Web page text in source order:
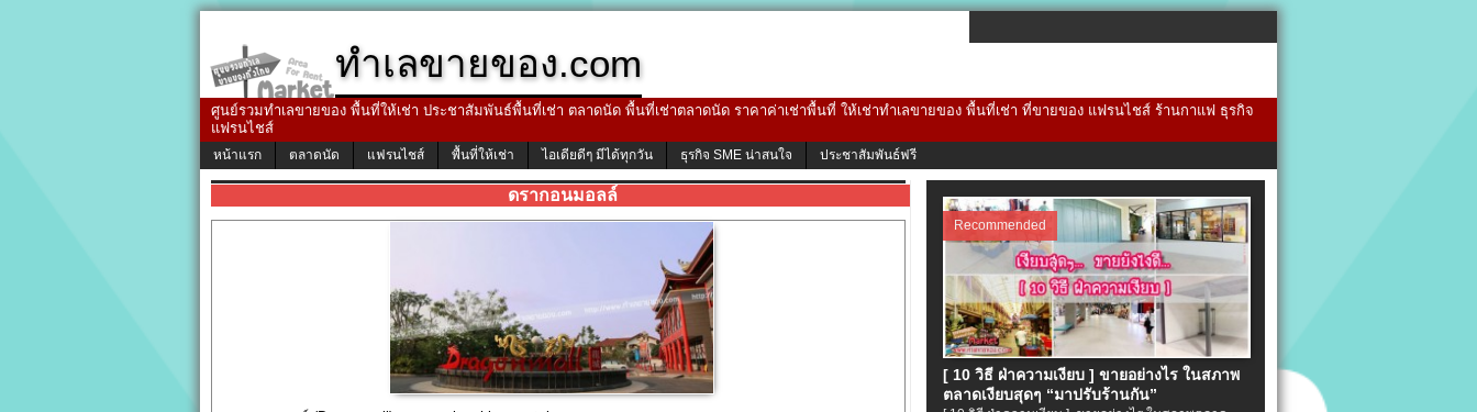
ทำเลขายของ.com
ศูนย์รวมทำเลขายของ พื้นที่ให้เช่า ประชาสัมพันธ์พื้นที่เช่า ตลาดนัด พื้นที่เช่าตลาดนัด ราคาค่าเช่าพื้นที่ ให้เช่าทำเลขายของ พื้นที่เช่า ที่ขายของ แฟรนไชส์ ร้านกาแฟ ธุรกิจ
แฟรนไชส์
หน้าแรก ตลาดนัด แฟรนไชส์ พื้นที่ให้เช่า ไอเดียดีๆ มีได้ทุกวัน ธุรกิจ SME น่าสนใจ ประชาสัมพันธ์ฟรี
ดรากอนมอลล์
Recommended
[ 10 วิธี ฝ่าความเงียบ ] ขายอย่างไร ในสภาพ
ตลาดเงียบสุดๆ “มาปรับร้านกัน”